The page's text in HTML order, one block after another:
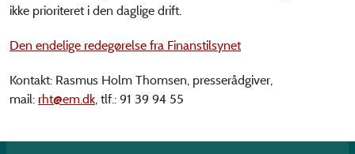
ikke prioriteret i den daglige drift.
Den endelige redegørelse fra Finanstilsynet
Kontakt: Rasmus Holm Thomsen, presserådgiver,
mail: rht@em.dk, tlf.: 91 39 94 55